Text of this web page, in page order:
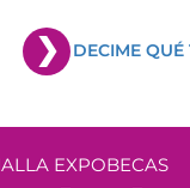
DECIME QUÉ
LA EXPOBECAS